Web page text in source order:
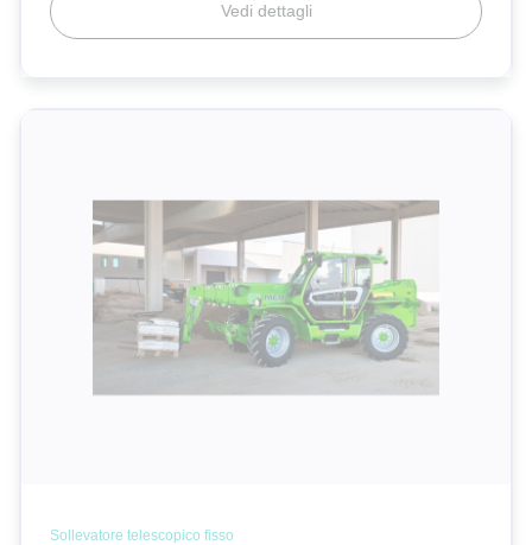
Vedi dettagli
Sollevatore telescopico fisso